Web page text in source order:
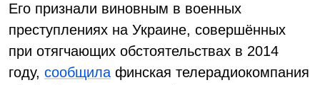
Его признали виновным в военных
преступлениях на Украине, совершённых
при отягчающих обстоятельствах в 2014
году, сообщила финская телерадиокомпания